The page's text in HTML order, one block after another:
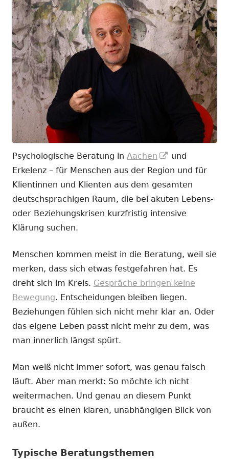
Psychologische Beratung in Aachen
In
neuem
Fenster
öffnen
und
Erkelenz – für Menschen aus der Region und für
Klientinnen und Klienten aus dem gesamten
deutschsprachigen Raum, die bei akuten Lebens-
oder Beziehungskrisen kurzfristig intensive
Klärung suchen.
Menschen kommen meist in die Beratung, weil sie
merken, dass sich etwas festgefahren hat. Es
dreht sich im Kreis. Gespräche bringen keine
Bewegung. Entscheidungen bleiben liegen.
Beziehungen fühlen sich nicht mehr klar an. Oder
das eigene Leben passt nicht mehr zu dem, was
man innerlich längst spürt.
Man weiß nicht immer sofort, was genau falsch
läuft. Aber man merkt: So möchte ich nicht
weitermachen. Und genau an diesem Punkt
braucht es einen klaren, unabhängigen Blick von
außen.
Typische Beratungsthemen